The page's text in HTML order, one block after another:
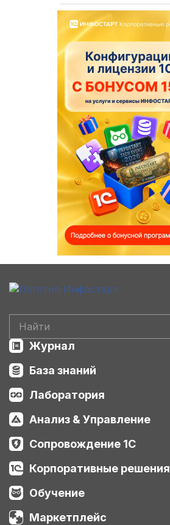
Журнал
База знаний
Лаборатория
Анализ & Управление
Сопровождение 1С
Корпоративные решения
Обучение
Маркетплейс